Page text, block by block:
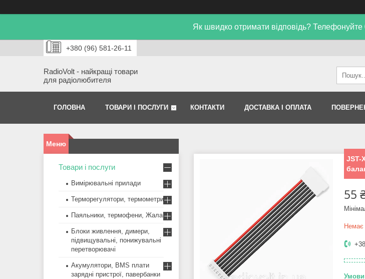
Як швидко отримати відповідь?
+380 (96) 581-26-11
RadioVolt - найкращі товари
для радіолюбителя
ГОЛОВНА ТОВАРИ І ПОСЛУГИ КОНТАКТИ ДОСТАВКА І ОПЛАТА
JST-
55
Немає
Товари і послуги
Вимірювальні прилади
Терморегулятори, термометри
Паяльники, термофени, Жала
Блоки живлення, димери,
підвищувальні, понижувальні
перетворювачі
Акумулятори, BMS плати
зарядні пристрої, павербанки